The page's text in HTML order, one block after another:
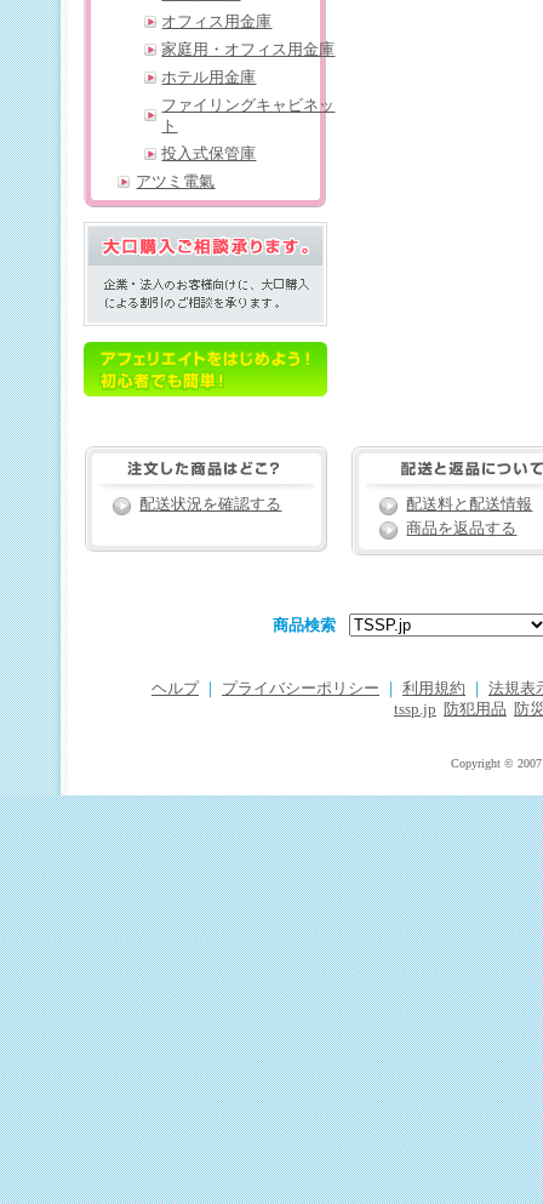
オフィス用金庫
家庭用・オフィス用金庫
ホテル用金庫
ファイリングキャビネッ
ト
投入式保管庫
アツミ電氣
配送状況を確認する
配送料と配送情報
商品を返品する
商品検索
ヘルプ プライバシーポリシー 利用規約
法規表
tssp.jp
防犯用品 防
Copyright © 2007